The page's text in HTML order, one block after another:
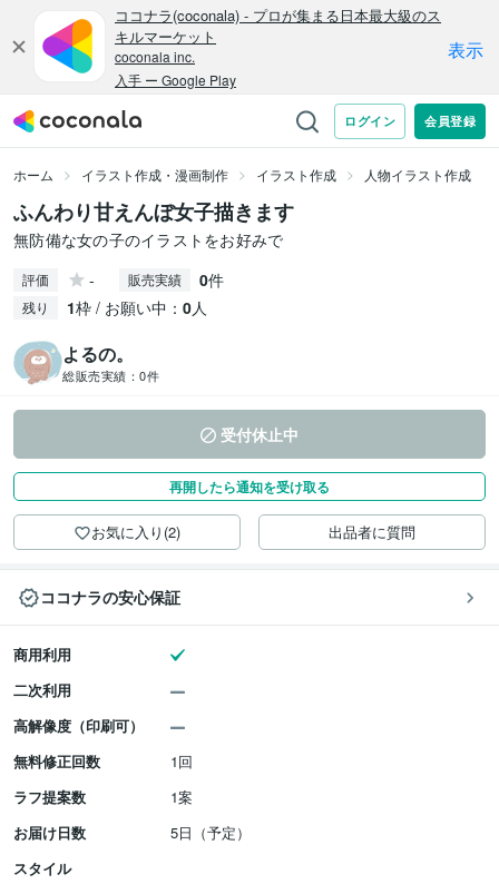
ホーム イラスト作成・漫画制作 イラスト作成 人物イラスト作成
ふんわり甘えんぼ女子描きます
無防備な女の子のイラストをお好みで
評価 - 販売実績 0件
残り 1枠 / お願い中： 0人
よるの。
総販売実績： 0件
受付休止中
再開したら通知を受け取る
お気に入り(2) 出品者に質問
ココナラの安心保証
商用利用
二次利用
高解像度（印刷可）
無料修正回数
1回
ラフ提案数
1案
お届け日数
5日（予定）
スタイル